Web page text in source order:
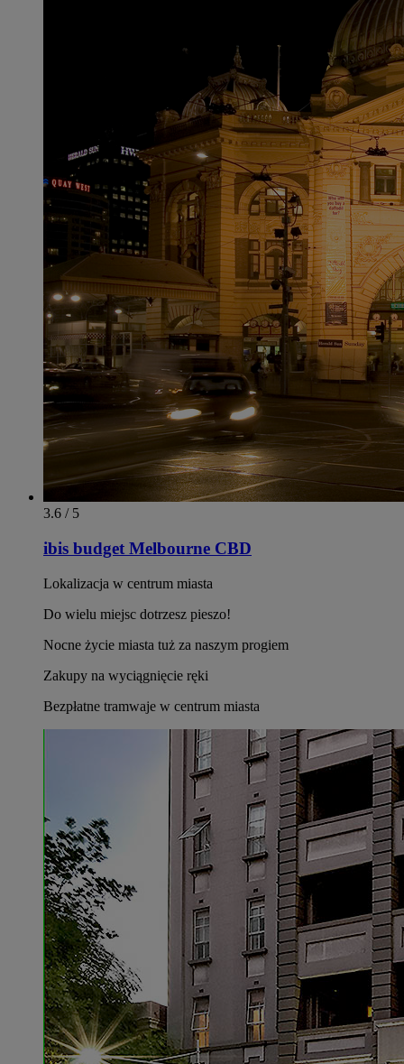
3.6 / 5
ibis budget Melbourne CBD
Lokalizacja w centrum miasta
Do wielu miejsc dotrzesz pieszo!
Nocne życie miasta tuż za naszym progiem
Zakupy na wyciągnięcie ręki
Bezpłatne tramwaje w centrum miasta